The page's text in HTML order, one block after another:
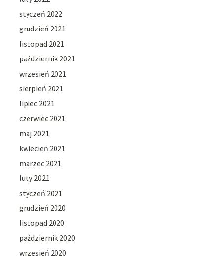
styczeń 2022
grudzień 2021
listopad 2021
październik 2021
wrzesień 2021
sierpień 2021
lipiec 2021
czerwiec 2021
maj 2021
kwiecień 2021
marzec 2021
luty 2021
styczeń 2021
grudzień 2020
listopad 2020
październik 2020
wrzesień 2020